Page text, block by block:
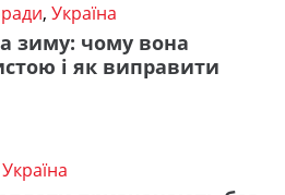
, Україна
зиму: чому вона
і як виправити
Україна